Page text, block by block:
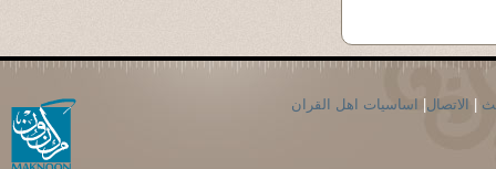
| الاتصال| اساسيات اهل القران